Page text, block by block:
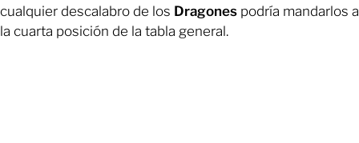
cualquier descalabro de los Dragones podría mandarlos a
la cuarta posición de la tabla general.